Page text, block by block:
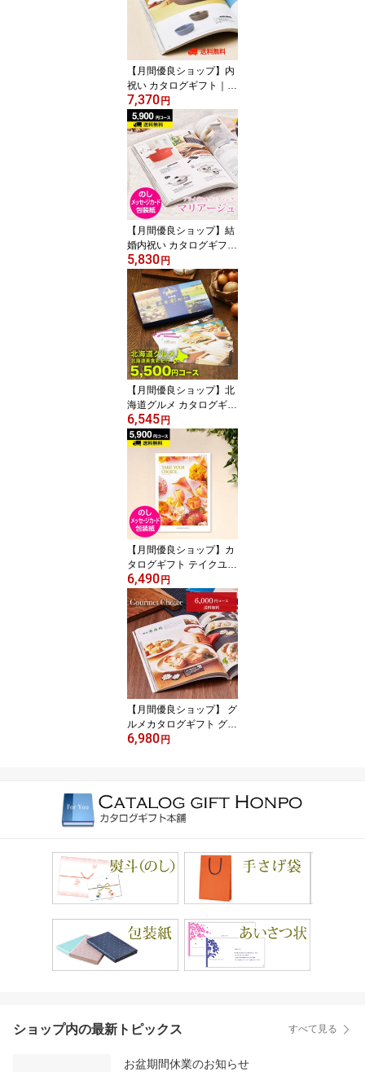
【月間優良ショップ】内
祝い カタログギフト｜V
チョイス 7900円コース
｜引き出物 出産内祝い
香典返し 快気祝い お祝
い 内祝 ギフトカタログ
グルメ CATALOG GIFT
ギフトカタログ 誕生日
体験 温泉 食事
7,370 円
【月間優良ショップ】結
婚内祝い カタログギフト
マリアージュ 5900円コ
ース｜引き出物 カタログ
ギフト 結婚内祝い お祝
い ギフトカタログ 内祝
い CATALOG GIFT 寿 結
婚祝い 定番 体験 温泉 食
事 お返し
5,830 円
【月間優良ショップ】北
海道グルメ カタログギフ
ト CATALOG GIFT 北海
道美食彩紀行 ライラック
5500円コース ｜引き出
物 出産内祝い 香典返し
快気祝い お祝い ギフト
カタログ グルメカタログ
ギフト 内祝い 景品 お返
し 北海道 美味しい 人気
6,545 円
【月間優良ショップ】カ
タログギフト テイクユア
チョイス カーネーション
5900円コース｜CATALO
G GIFT 引き出物 出産内
祝い 香典返し 快気祝い
お祝い 内祝 ギフトカタ
ログ グルメ 体験 温泉 食
事
6,490 円
【月間優良ショップ】 グ
ルメカタログギフト グル
メチョイス 6000円コー
産祝い 結婚祝い お返し
プレゼント 高級グルメ
舞い返し グルメギフトカ
タログ
6,980 円
ショップ内の最新トピックス すべて見る
お盆期間休業のお知らせ